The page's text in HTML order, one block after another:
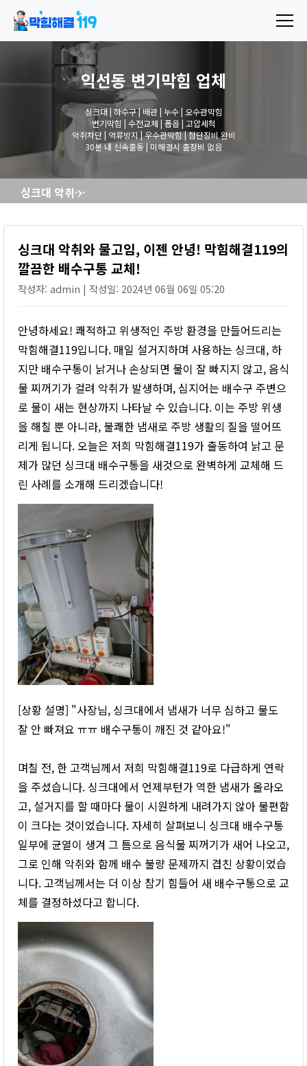
익선동 변기막힘 업체
싱크대 | 하수구 | 배관 | 누수 | 오수관막힘
변기막힘 | 수전교체 | 폽옵 | 고압세척
악취차단 | 역류방지 | 우수관막힘 | 첨단장비 완비
30분 내 신속출동 | 미해결시 출장비 없음
싱크대 악취와 물고임, 이젠 안녕! 막힘해결119의 깔끔한 배수구통 교체!
싱크대 악취와 물고임, 이젠 안녕! 막힘해결119의
깔끔한 배수구통 교체!
작성자: admin | 작성일: 2024년 06월 06일 05:20
안녕하세요! 쾌적하고 위생적인 주방 환경을 만들어드리는
막힘해결119입니다. 매일 설거지하며 사용하는 싱크대, 하
지만 배수구통이 낡거나 손상되면 물이 잘 빠지지 않고, 음식
물 찌꺼기가 걸려 악취가 발생하며, 심지어는 배수구 주변으
로 물이 새는 현상까지 나타날 수 있습니다. 이는 주방 위생
을 해칠 뿐 아니라, 불쾌한 냄새로 주방 생활의 질을 떨어뜨
리게 됩니다. 오늘은 저희 막힘해결119가 출동하여 낡고 문
제가 많던 싱크대 배수구통을 새것으로 완벽하게 교체해 드
린 사례를 소개해 드리겠습니다!
[상황 설명] "사장님, 싱크대에서 냄새가 너무 심하고 물도
잘 안 빠져요 ㅠㅠ 배수구통이 깨진 것 같아요!"
며칠 전, 한 고객님께서 저희 막힘해결119로 다급하게 연락
을 주셨습니다. 싱크대에서 언제부턴가 역한 냄새가 올라오
고, 설거지를 할 때마다 물이 시원하게 내려가지 않아 불편함
이 크다는 것이었습니다. 자세히 살펴보니 싱크대 배수구통
일부에 균열이 생겨 그 틈으로 음식물 찌꺼기가 새어 나오고,
그로 인해 악취와 함께 배수 불량 문제까지 겹친 상황이었습
니다. 고객님께서는 더 이상 참기 힘들어 새 배수구통으로 교
체를 결정하셨다고 합니다.